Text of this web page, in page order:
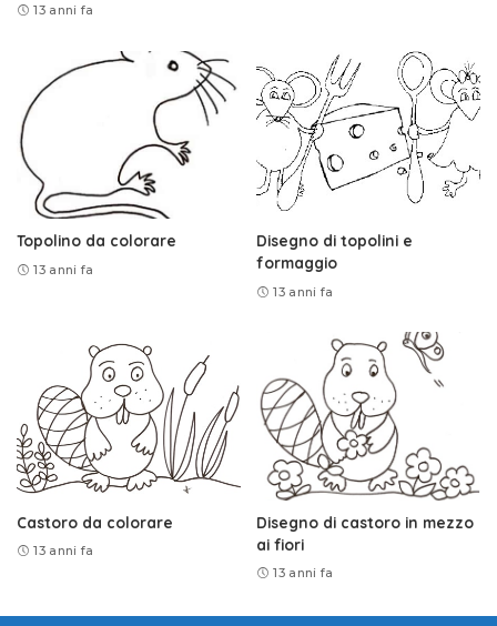
13 anni fa
Topolino da colorare
13 anni fa
Disegno di topolini e
formaggio
13 anni fa
Castoro da colorare
13 anni fa
Disegno di castoro in mezzo
ai fiori
13 anni fa